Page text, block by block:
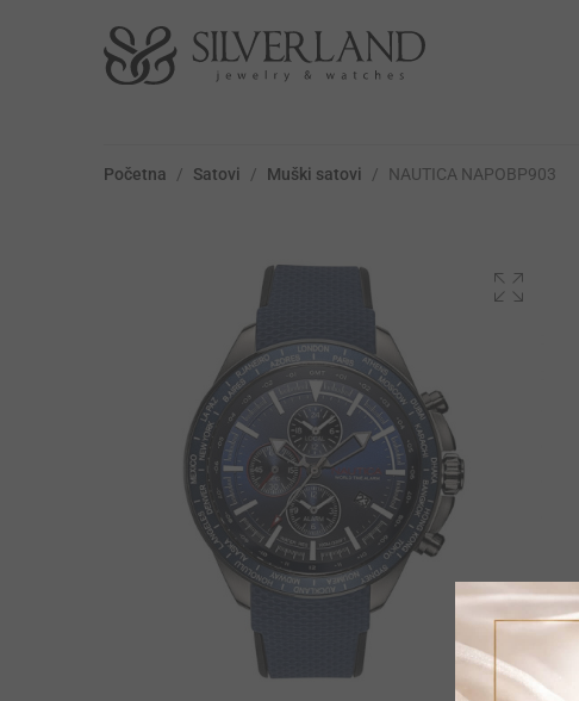
Početna / Satovi / Muški satovi / NAUTICA NAPOBP903